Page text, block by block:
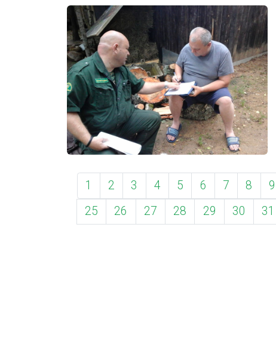
1 2 3 4 5 6 7 8 9
25
26 27 28 29 30 31